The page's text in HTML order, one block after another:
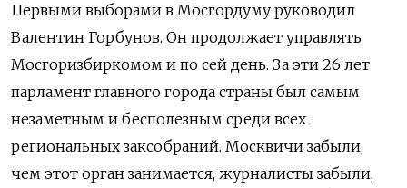
Первыми выборами в Мосгордуму руководил
Валентин Горбунов. Он продолжает управлять
Мосгоризбиркомом и по сей день. За эти 26 лет
парламент главного города страны был самым
незаметным и бесполезным среди всех
региональных заксобраний. Москвичи забыли,
чем этот орган занимается, журналисты забыли,